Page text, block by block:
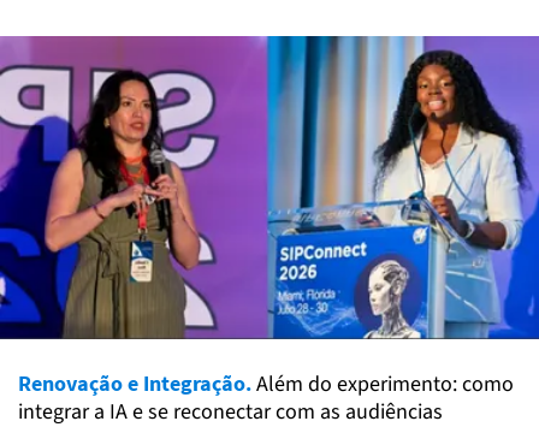
Renovação e Integração.Além do experimento: como
integrar a IA e se reconectar com as audiências